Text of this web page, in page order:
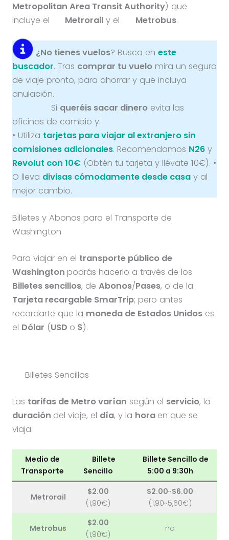
Metropolitan Area Transit Authority) que
incluye el
Metrorail y el Metrobus.
¿No tienes vuelos? Busca en este
buscador. Tras comprar tu vuelomira un seguro
de viaje pronto, para ahorrar y que incluya
anulación.
Si queréis sacar dinero evita las
oficinas de cambio y:
• Utiliza tarjetas para viajar al extranjero sin
comisiones adicionales. Recomendamos N26y
Revolut con 10€ (Obtén tu tarjeta y llévate 10€). •
O lleva divisas cómodamente desde casay al
mejor cambio.
Billetes y Abonos para el Transporte de
Washington
Para viajar en el transporte público de
Washington podrás hacerlo a través de los
Billetes sencillos, de Abonos/Pases, o de la
Tarjeta recargable SmarTrip; pero antes
recordarte que la moneda de Estados Unidoses
el Dólar (USD o $).
Billetes Sencillos
Las tarifas de Metro varían según el servicio, la
duración del viaje, el día, y la hora en que se
viaja.
Medio de
Transporte
Billete
Sencillo
Billete Sencillo de
5:00 a 9:30h
Metrorail
$2.00
(1,90€)
$2.00~$6.00
(1,90~5,60€)
Metrobus
$2.00
(1,90€)
na